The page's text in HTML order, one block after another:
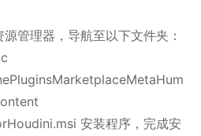
管理器，导航至以下文件夹：
安装程序，完成安